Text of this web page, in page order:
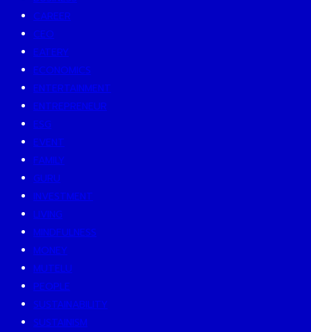
CAREER
CEO
EATERY
ECONOMICS
ENTERTAINMENT
ENTREPRENEUR
ESG
EVENT
FAMILY
GURU
INVESTMENT
LIVING
MINDFULNESS
MONEY
MUTELU
PEOPLE
SUSTAINABILITY
SUSTAINISM